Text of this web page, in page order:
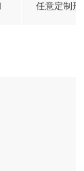
任意定制形